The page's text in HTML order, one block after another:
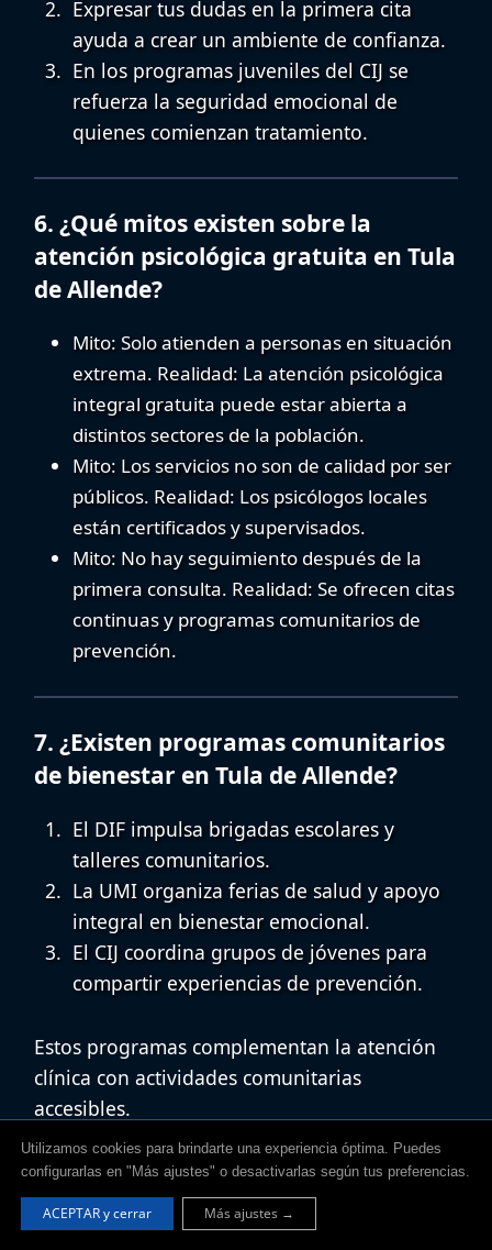
Expresar tus dudas en la primera cita
ayuda a crear un ambiente de confianza.
En los programas juveniles del CIJ se
refuerza la seguridad emocional de
quienes comienzan tratamiento.
6. ¿Qué mitos existen sobre la
atención psicológica gratuita en Tula
de Allende?
Mito: Solo atienden a personas en situación
extrema. Realidad: La atención psicológica
integral gratuita puede estar abierta a
distintos sectores de la población.
Mito: Los servicios no son de calidad por ser
públicos. Realidad: Los psicólogos locales
están certificados y supervisados.
Mito: No hay seguimiento después de la
primera consulta. Realidad: Se ofrecen citas
continuas y programas comunitarios de
prevención.
7. ¿Existen programas comunitarios
de bienestar en Tula de Allende?
El DIF impulsa brigadas escolares y
talleres comunitarios.
La UMI organiza ferias de salud y apoyo
integral en bienestar emocional.
El CIJ coordina grupos de jóvenes para
compartir experiencias de prevención.
Estos programas complementan la atención
clínica con actividades comunitarias
accesibles.
Utilizamos cookies para brindarte una experiencia óptima. Puedes
configurarlas en "Más ajustes" o desactivarlas según tus preferencias.
ACEPTAR y cerrar Más ajustes →